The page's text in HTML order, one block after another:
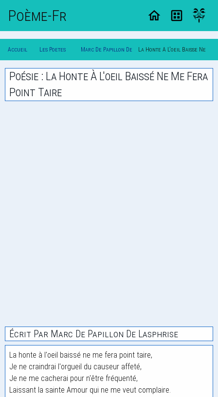
Poème-Fr
Accueil
Poesie
Les Poetes
Classique
Marc De Papillon De
Lasphrise
La Honte A L'oeil Baisse Ne
Me Fera Point Taire
Poésie : La Honte À L'oeil Baissé Ne Me Fera
Point Taire
Écrit Par Marc De Papillon De Lasphrise
La honte à l'oeil baissé ne me fera point taire,
Je ne craindrai l'orgueil du causeur affeté,
Je ne me cacherai pour n'être fréquenté,
Laissant la sainte Amour qui ne me veut complaire.